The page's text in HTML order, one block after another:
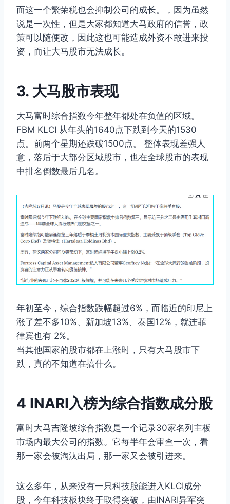
而这一个繁荣税也会抑制公司的成长。，因为虽然
说是一次性，但是大家都知道大马政府的信誉，政
策可以随便改，因此这也可能造成外资不敢进来投
资，而让大马股市无法成长。
3. 大马股市表现
大马富时综合指数今年整年都处在负值的区域。
FBM KLCI 从年头的1640点下跌到今天的1530
点。前两个星期还跌破1500点。 整体表现差强人
意，落后于大部分区域股市，也在全球股市的表现
中排名倒数最后几名。
年初至今，综合指数跌幅超过6%，而临近的印尼上
涨了差不多10%、新加坡13%、泰国12%，就连菲
律宾也有 2%。
当其他国家的股市都在上涨时，只有大马股市下
跌，真的不知道在搞什么。
4 INARI入榜为综合指数成分股
富时大马吉隆坡综合指数是一个记录30家名列主板
市场内最大公司的指数。它每半年会审查一次，看
那一家会被淘汰出局，那一家又会被引进来。
这么多年，从来没有一只科技股能进入KLCI成分
股，今年科技板块终于取得突破，由INARI异军突